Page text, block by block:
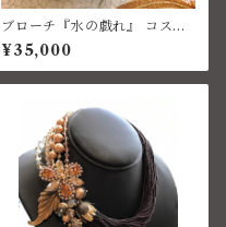
ブローチ『水の戯れ』 コスチ
ュームジュエリー
¥35,000